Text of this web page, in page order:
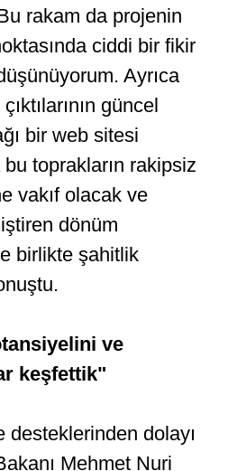
rakam da projenin
ciddi bir fikir
Ayrıca
güncel
bir web sitesi
toprakların rakipsiz
vakıf olacak ve
dönüm
birlikte şahitlik
ve
keşfettik"
desteklerinden dolayı
Mehmet Nuri